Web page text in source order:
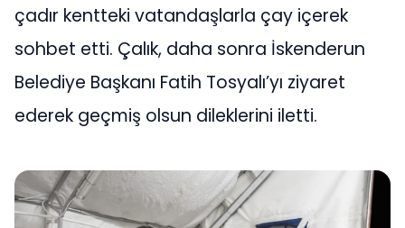
çadır kentteki vatandaşlarla çay içerek
sohbet etti. Çalık, daha sonra İskenderun
Belediye Başkanı Fatih Tosyalı’yı ziyaret
ederek geçmiş olsun dileklerini iletti.